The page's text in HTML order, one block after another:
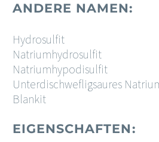
ANDERE NAMEN:
Hydrosulfit
Natriumhydrosulfit
Natriumhypodisulfit
Unterdischwefligsaures
Blankit
EIGENSCHAFTEN: